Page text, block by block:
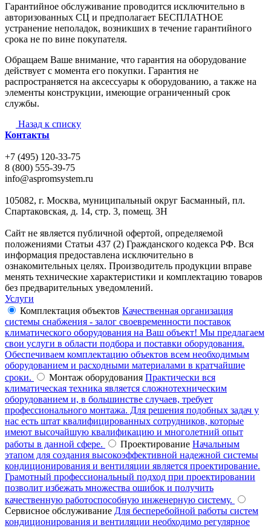
Гарантийное обслуживание проводится исключительно в
авторизованных СЦ и предполагает БЕСПЛАТНОЕ
устранение неполадок, возникших в течение гарантийного
срока не по вине покупателя.
Обращаем Ваше внимание, что гарантия на оборудование
действует с момента его покупки. Гарантия не
распространяется на аксессуары к оборудованию, а также на
элементы конструкции, имеющие ограниченный срок
службы.
Назад к списку
Контакты
+7 (495) 120-33-75
8 (800) 555-39-75
info@aspromsystem.ru
105082, г. Москва, муниципальный округ Басманный, пл.
Спартаковская, д. 14, стр. 3, помещ. 3Н
Сайт не является публичной офертой, определяемой
положениями Статьи 437 (2) Гражданского кодекса РФ. Вся
информация предоставлена исключительно в
ознакомительных целях. Производитель продукции вправе
менять технические характеристики и комплектацию товаров
без предварительных уведомлений.
Услуги
Комплектация объектов Качественная организация
системы снабжения - залог своевременности поставок
климатического оборудования на Ваш объект! Мы предлагаем
свои услуги в области подбора и поставки оборудования.
Обеспечиваем комплектацию объектов всем необходимым
оборудованием и расходными материалами в кратчайшие
сроки.
Монтаж оборудования Практически вся
климатическая техника является сложнотехническим
оборудованием и, в большинстве случаев, требует
профессионального монтажа. Для решения подобных задач у
нас есть штат квалифицированных сотрудников, которые
имеют высочайшую квалификацию и многолетний опыт
работы в данной сфере.
Проектирование Начальным
этапом для создания высокоэффективной надежной системы
кондиционирования и вентиляции является проектирование.
Грамотный профессиональный подход при проектировании
позволит избежать множества ошибок и получить
качественную работоспособную инженерную систему.
Сервисное обслуживание Для бесперебойной работы систем
кондиционирования и вентиляции необходимо регулярное